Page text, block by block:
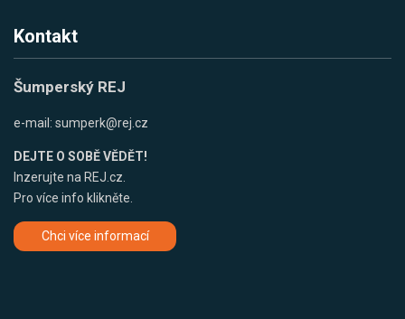
Kontakt
Šumperský REJ
e-mail: sumperk@rej.cz
DEJTE O SOBĚ VĚDĚT!
Inzerujte na REJ.cz.
Pro více info klikněte.
Chci více informací